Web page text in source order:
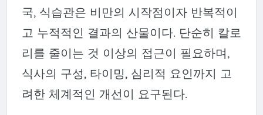
국, 식습관은 비만의 시작점이자 반복적이
고 누적적인 결과의 산물이다. 단순히 칼로
리를 줄이는 것 이상의 접근이 필요하며,
식사의 구성, 타이밍, 심리적 요인까지 고
려한 체계적인 개선이 요구된다.